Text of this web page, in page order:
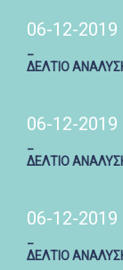
06-12-2019
ΔΕΛΤΙΟ
06-12-2019
ΔΕΛΤΙΟ
06-12-2019
ΔΕΛΤΙΟ